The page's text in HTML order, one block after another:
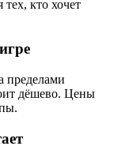
кто хочет
пределами
дёшево. Цены